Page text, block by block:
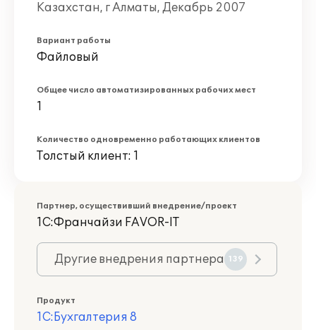
Казахстан, г Алматы, Декабрь 2007
Вариант работы
Файловый
Общее число автоматизированных рабочих мест
1
Количество одновременно работающих клиентов
Толстый клиент: 1
Партнер, осуществивший внедрение/проект
1С:Франчайзи FAVOR-IT
Другие внедрения партнера 139
Продукт
1С:Бухгалтерия 8